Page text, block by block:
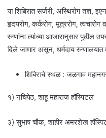
या शिबिरात सर्जरी, अस्थिरोग तज्ञ,
हृदयरोग, कर्करोग, मूत्ररोग, त्वचारोग
रुग्णांना त्यांच्या आजारानुसार पुढील
दिले जाणार असून, धर्मदाय
शिबिराचे स्थळ : जळगाव
१) नचिपेठ, शाहू महाराज हॉस्पिटल
३) सुभाष चौक, शाहीर अमरशेख